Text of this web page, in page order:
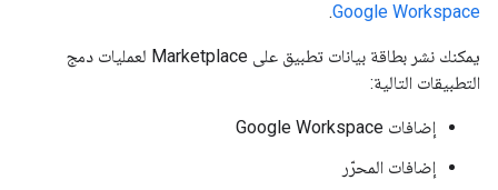
Google Workspace
.
يمكنك نشر بطاقة بيانات تطبيق على Marketplace لعمليات دمج
التطبيقات التالية:
إضافات Google Workspace
إضافات المحرّر